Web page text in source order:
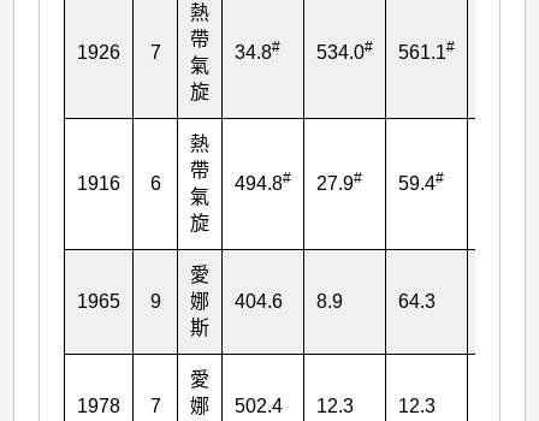
1926 7
熱
帶
氣
旋
34.8# 534.0# 561.1#
1916 6
熱
帶
氣
旋
494.8# 27.9# 59.4#
1965 9
愛
娜
斯
404.6 8.9 64.3
1978 7
愛
娜
502.4 12.3 12.3